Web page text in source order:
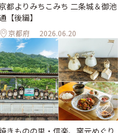
京都よりみちこみち 二条城＆御池
【後編】
京都府 2026.06.20